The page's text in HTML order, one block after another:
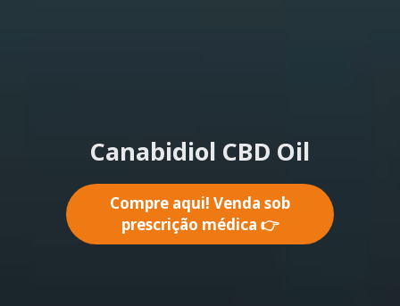
Canabidiol CBD Oil
Compre aqui! Venda sob
prescrição médica 👉